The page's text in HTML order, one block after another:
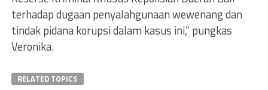
terhadap dugaan penyalahgunaan wewenang dan
tindak pidana korupsi dalam kasus ini,” pungkas
Veronika.
RELATED TOPICS